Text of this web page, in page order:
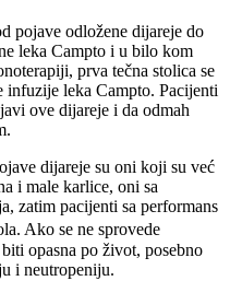
pojave odložene dijareje do
leka Campto i u bilo kom
prva tečna stolica se
infuzije leka Campto. Pacijenti
ove dijareje i da odmah
dijareje su oni koji su već
i male karlice, oni sa
zatim pacijenti sa performans
Ako se ne sprovede
opasna po život, posebno
i neutropeniju.